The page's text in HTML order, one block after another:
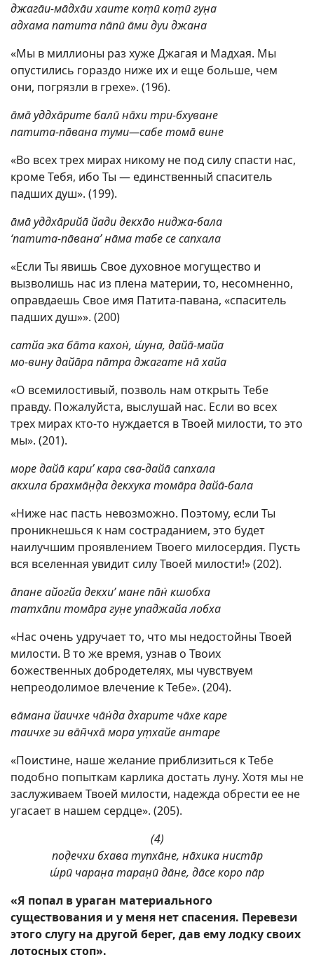
джагāи-мāдхāи хаите кот̣ӣ кот̣ӣ гун̣а
адхама патита пāпӣ āми дуи джана
«Мы в миллионы раз хуже Джагая и Мадхая. Мы
опустились гораздо ниже их и еще больше, чем
они, погрязли в грехе». (196).
āмā уддхāрите балӣ нāхи три-бхуване
патита-пāвана туми—сабе томā вине
«Во всех трех мирах никому не под силу спасти нас,
кроме Тебя, ибо Ты — единственный спаситель
падших душ». (199).
āмā уддхāрийā йади декхāо ниджа-бала
‘патита-пāвана’ нāма табе се сапхала
«Если Ты явишь Свое духовное могущество и
вызволишь нас из плена материи, то, несомненно,
оправдаешь Свое имя Патита-павана, «спаситель
падших душ»». (200)
сатйа эка бāта кахон̇, ш́уна, дайā-майа
мо-вину дайāра пāтра джагате нā хайа
«О всемилостивый, позволь нам открыть Тебе
правду. Пожалуйста, выслушай нас. Если во всех
трех мирах кто-то нуждается в Твоей милости, то это
мы». (201).
море дайā кари’ кара сва-дайā сапхала
акхила брахмāн̣д̣а декхука томāра дайā-бала
«Ниже нас пасть невозможно. Поэтому, если Ты
проникнешься к нам состраданием, это будет
наилучшим проявлением Твоего милосердия. Пусть
вся вселенная увидит силу Твоей милости!» (202).
āпане айогйа декхи’ мане пāн̇ кшобха
татхāпи томāра гун̣е упаджайа лобха
«Нас очень удручает то, что мы недостойны Твоей
милости. В то же время, узнав о Твоих
божественных добродетелях, мы чувствуем
непреодолимое влечение к Тебе». (204).
вāмана йаичхе чāн̇да дхарите чāхе каре
таичхе эи вāн̃чхā мора ут̣хайе антаре
«Поистине, наше желание приблизиться к Тебе
подобно попыткам карлика достать луну. Хотя мы не
заслуживаем Твоей милости, надежда обрести ее не
угасает в нашем сердце». (205).
(4)
под̣ечхи бхава тупхāне, нāхика нистāр
ш́рӣ чаран̣а таран̣ӣ дāне, дāсе коро пāр
«Я попал в ураган материального
существования и у меня нет спасения. Перевези
этого слугу на другой берег, дав ему лодку своих
лотосных стоп».